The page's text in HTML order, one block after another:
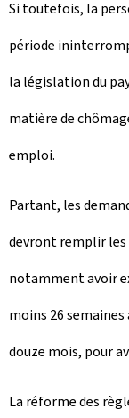
Si toutefois, la
période
la législation du
matière de
emploi.
Partant, les
devront remplir
notamment avoir
moins 26 semaines
douze mois, pour
La réforme des